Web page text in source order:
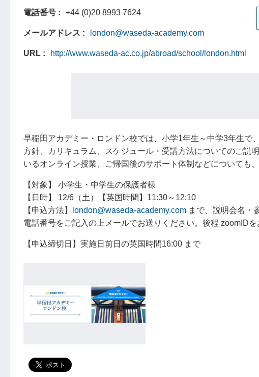
電話番号 +44 (0)20 8993 7624
メールアドレス london@waseda-academy.com
URL http://www.waseda-ac.co.jp/abroad/school/london.html
早稲田アカデミー・ロンドン校では、小学1年生～中学3年生
方針、カリキュラム、スケジュール・受講方法についてのご説
いるオンライン授業、ご帰国後のサポート体制などについても
【対象】 小学生・中学生の保護者様
【日時】 12/6（土）【英国時間】11:30～12:10
【申込方法】
london@waseda-academy.comまで、説明会名・
電話番号をご記入の上メールでお送りください。後程 zoomIDを
【申込締切日】実施日前日の英国時間16:00 まで